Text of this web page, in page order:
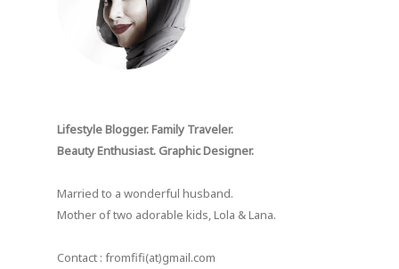
Lifestyle Blogger. Family Traveler.
Beauty Enthusiast. Graphic Designer.
Married to a wonderful husband.
Mother of two adorable kids, Lola & Lana.
Contact : fromfifi(at)gmail.com